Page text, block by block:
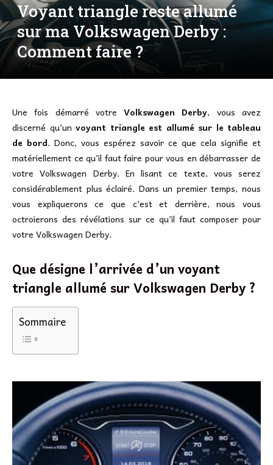
Voyant triangle reste allumé
sur ma Volkswagen Derby :
Comment faire ?
Une fois démarré votreVolkswagen Derby, vous avez
discerné qu’un voyant triangle est allumé sur le tableau
de bord. Donc, vous espérez savoir ce que cela signifie et
matériellement ce qu’il faut faire pour vous en débarrasser de
votre Volkswagen Derby. En lisant ce texte, vous serez
considérablement plus éclairé. Dans un premier temps, nous
vous expliquerons ce que c’est et derrière, nous vous
octroierons des révélations sur ce qu’il faut composer pour
votre Volkswagen Derby.
Que désigne l’arrivée d’un voyant
triangle allumé sur Volkswagen Derby ?
Sommaire